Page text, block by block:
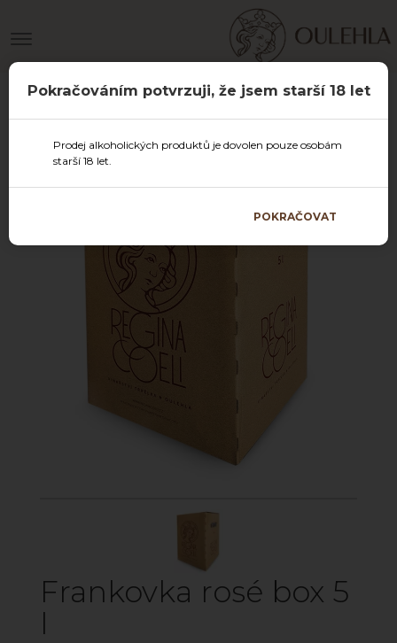
Pokračováním potvrzuji, že jsem starší 18 let
Prodej alkoholických produktů je dovolen pouze osobám
starší 18 let.
POKRAČOVAT
Frankovka rosé box 5
l